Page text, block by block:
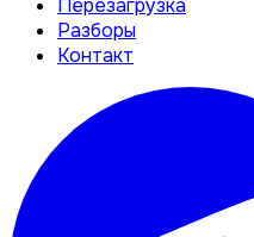
Разборы
Контакт